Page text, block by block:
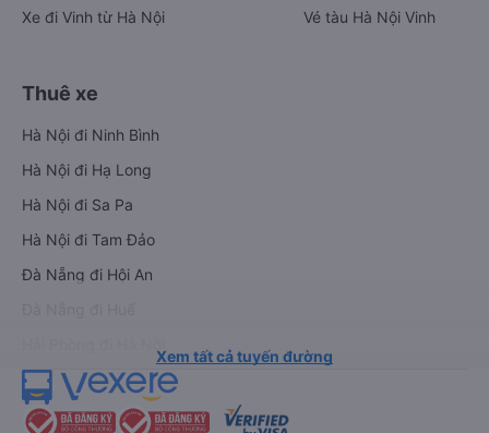
Xe đi Vinh từ Hà Nội
Vé tàu Hà Nội Vinh
Thuê xe
Hà Nội đi Ninh Bình
Hà Nội đi Hạ Long
Hà Nội đi Sa Pa
Hà Nội đi Tam Đảo
Đà Nẵng đi Hội An
Xem tất cả tuyến đường